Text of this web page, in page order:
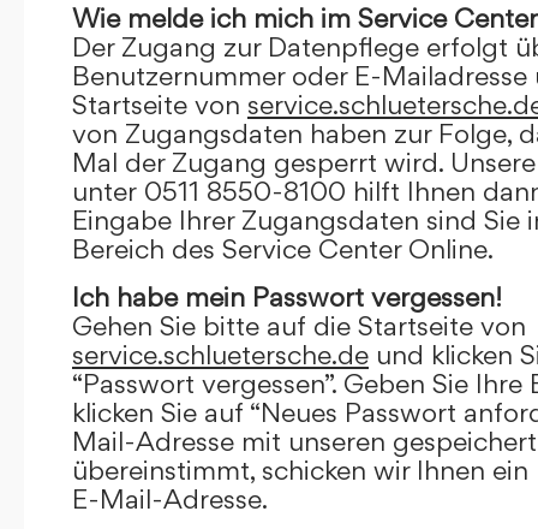
Wie melde ich mich im Service
Der Zugang zur Datenpflege erfolgt
Benutzernummer oder E-
Startseite von
von Zugangsdaten haben zur Folge,
Mal der Zugang gesperrt wird.
unter 0511 8550-8100 hilft Ihnen
Eingabe Ihrer Zugangsdaten sind Sie
Bereich des Service Center Online.
Ich habe mein Passwort vergessen!
Gehen Sie bitte auf die Startseite von
service.schluetersche.de und klicken
“Passwort vergessen”. Geben Sie
klicken Sie auf “Neues Passwort
Mail-Adresse mit unseren
übereinstimmt, schicken wir Ihnen
E-Mail-Adresse.